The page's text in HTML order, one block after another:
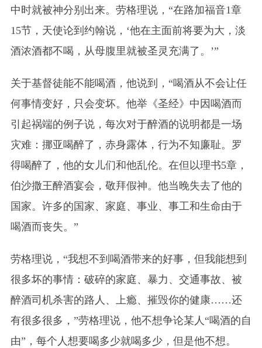
中时就被神分别出来。劳格理说，“在路加福音1章
15节，天使论到约翰说，‘他在主面前将要为大，淡
酒浓酒都不喝，从母腹里就被圣灵充满了。’”
关于基督徒能不能喝酒，他说到，“喝酒从不会让任
何事情变好，只会变坏。他举《圣经》中因喝酒而
引起祸端的例子说，每次对于醉酒的说明都是一场
灾难：挪亚喝醉了，赤身露体，行为不知廉耻。罗
得喝醉了，他的女儿们和他乱伦。在但以理书5章，
伯沙撒王醉酒宴会，敬拜假神。他当晚失去了他的
国家。许多的国家、家庭、事业、事工和生命由于
喝酒而丧失。”
劳格理说，“我想不到喝酒带来的好事，但我能想到
很多坏的事情：破碎的家庭、暴力、交通事故、被
醉酒司机杀害的路人、上瘾、摧毁你的健康……还
有很多很多，”劳格理说，他不想争论某人“喝酒的自
由”，每个人想要喝多少就喝多少，但是他不想。